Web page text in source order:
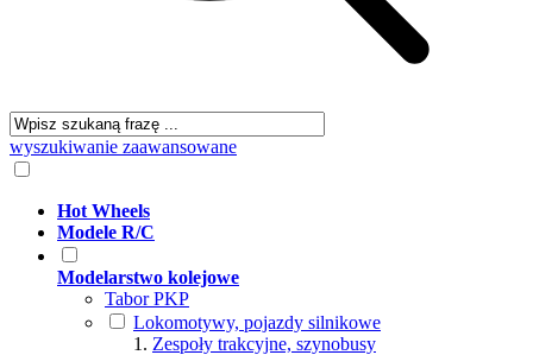
wyszukiwanie zaawansowane
Hot Wheels
Modele R/C
Modelarstwo kolejowe
Tabor PKP
Lokomotywy, pojazdy silnikowe
Zespoły trakcyjne, szynobusy